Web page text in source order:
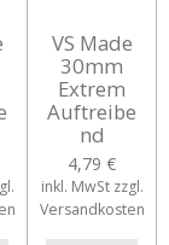
VS Made
30mm
Extrem
Auftreibe
nd
4,79 €
inkl. MwSt zzgl.
Versandkosten